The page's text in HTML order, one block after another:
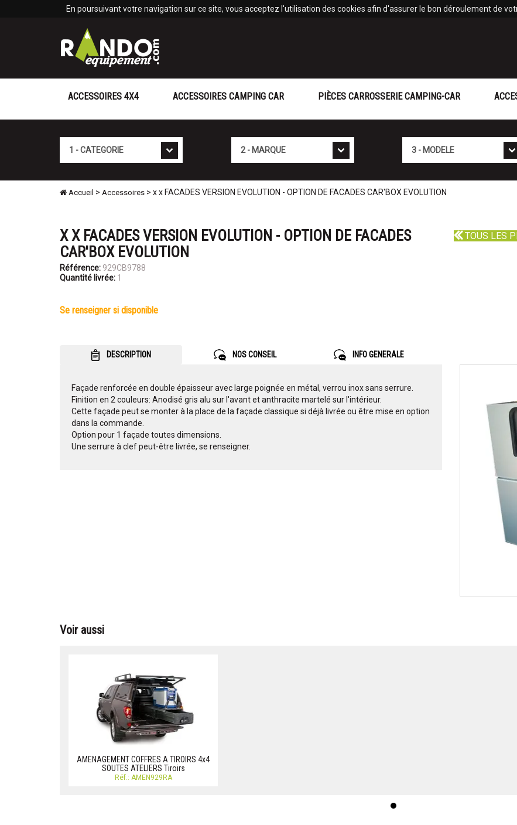
En poursuivant votre navigation sur ce site, vous acceptez l'utilisation des cookies afin d'assurer le bon déroulement de
ACCESSOIRES 4X4 ACCESSOIRES CAMPING CAR PIÈCES CARROSSERIE CAMPING-CAR
Accueil > Accessoires > x x FACADES VERSION EVOLUTION - OPTION DE FACADES CAR'BOX EVOLUTION
TOUS LES
X X FACADES VERSION EVOLUTION - OPTION DE FACADES
CAR'BOX EVOLUTION
Référence: 929CB9788
Quantité livrée: 1
se renseigner si disponible
DESCRIPTION NOS CONSEIL INFO GENERALE
Façade renforcée en double épaisseur avec large poignée en métal, verrou inox sans serrure.
Finition en 2 couleurs: Anodisé gris alu sur l'avant et anthracite martelé sur l'intérieur.
Cette façade peut se monter à la place de la façade classique si déjà livrée ou être mise en option
dans la commande.
Option pour 1 façade toutes dimensions.
Une serrure à clef peut-être livrée, se renseigner.
Voir aussi
AMENAGEMENT COFFRES A TIROIRS 4x4
SOUTES ATELIERS Tiroirs
Réf.: AMEN929RA
Panneau de gestion des cookies